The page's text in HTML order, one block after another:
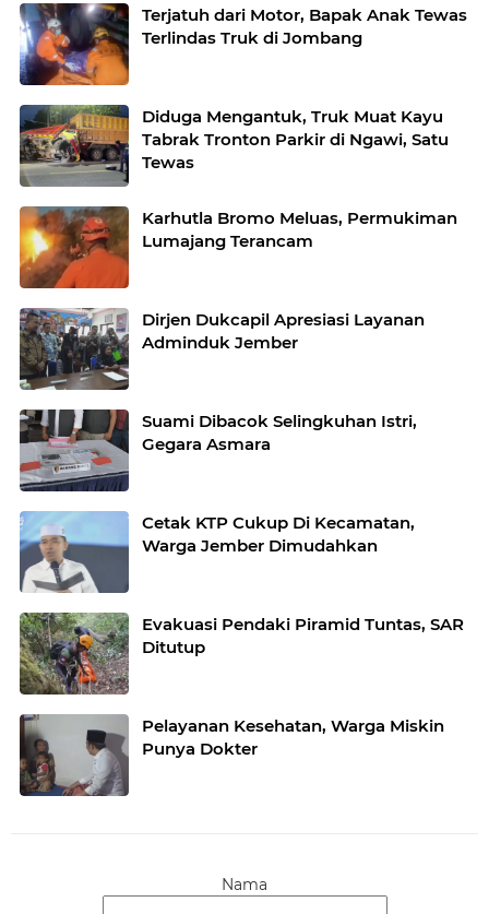
Terjatuh dari Motor, Bapak Anak Tewas
Terlindas Truk di Jombang
Diduga Mengantuk, Truk Muat Kayu
Tabrak Tronton Parkir di Ngawi, Satu
Tewas
Karhutla Bromo Meluas, Permukiman
Lumajang Terancam
Dirjen Dukcapil Apresiasi Layanan
Adminduk Jember
Suami Dibacok Selingkuhan Istri,
Gegara Asmara
Cetak KTP Cukup Di Kecamatan,
Warga Jember Dimudahkan
Evakuasi Pendaki Piramid Tuntas, SAR
Ditutup
Pelayanan Kesehatan, Warga Miskin
Punya Dokter
Nama